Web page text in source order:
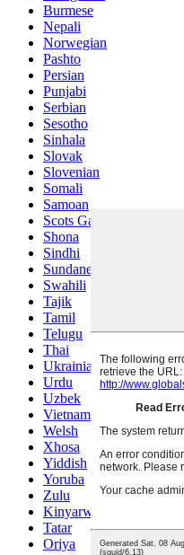
Burmese
Nepali
Norwegian
Pashto
Persian
Punjabi
Serbian
Sesotho
Sinhala
Slovak
Slovenian
Somali
Samoan
Scots Gaelic
Shona
Sindhi
Sundanese
Swahili
Tajik
Tamil
Telugu
Thai
Ukrainian
Urdu
Uzbek
Vietnamese
Welsh
Xhosa
Yiddish
Yoruba
Zulu
Kinyarwanda
Tatar
Oriya